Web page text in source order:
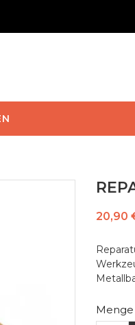
20,90
Menge